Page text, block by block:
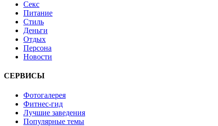
Секс
Питание
Стиль
Деньги
Отдых
Персона
Новости
СЕРВИСЫ
Фотогалерея
Фитнес-гид
Лучшие заведения
Популярные темы